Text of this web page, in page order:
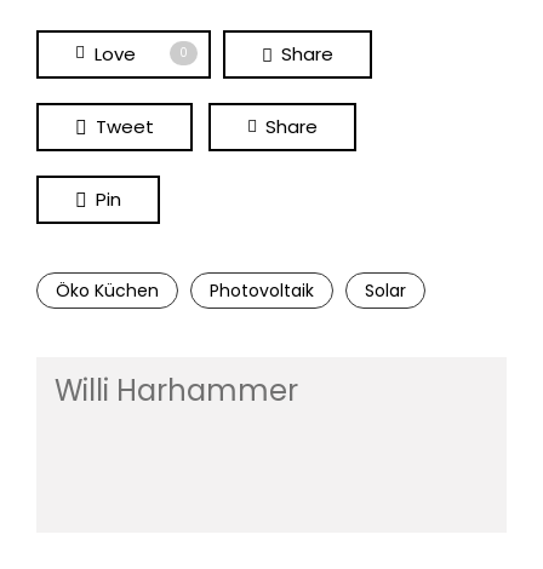
Love 0 Share
Tweet Share
Pin
Öko Küchen Photovoltaik Solar
Willi Harhammer